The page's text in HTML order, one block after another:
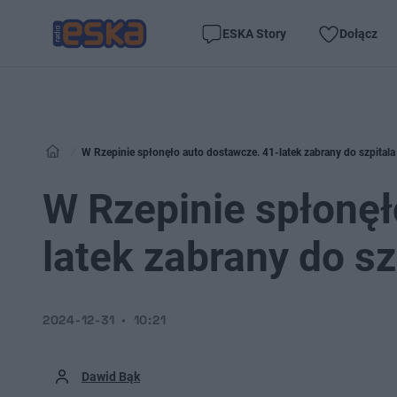
ESKA Story Dołącz
W Rzepinie spłonęło auto dostawcze. 41-latek zabrany do szpitala
W Rzepinie
latek zabrany do
Dawid Bąk
2024-12-31 10:21